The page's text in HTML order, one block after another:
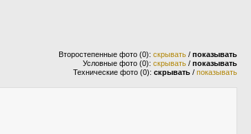
Второстепенные фото (0): скрывать / показывать
Условные фото (0): скрывать / показывать
Технические фото (0): скрывать / показывать